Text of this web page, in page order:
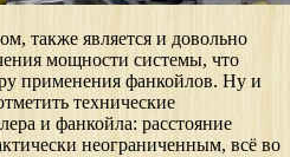
также является и довольно
мощности системы, что
применения фанкойлов. Ну и
технические
и фанкойла: расстояние
неограниченным, всё во